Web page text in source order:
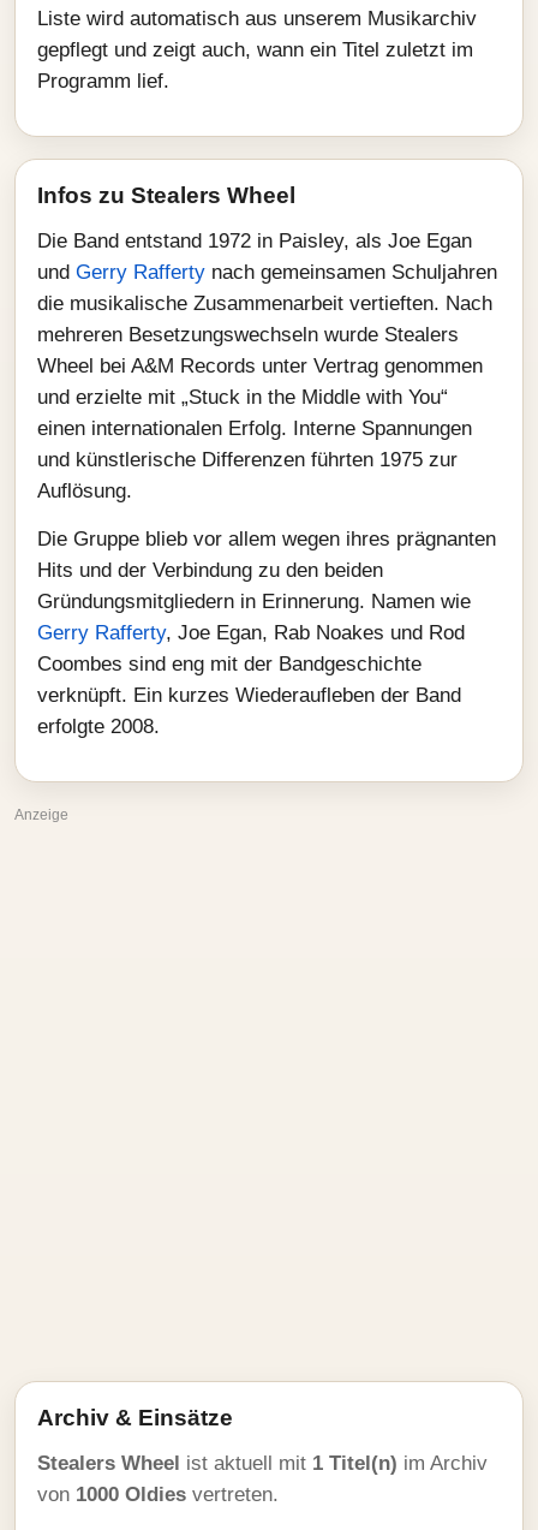
Liste wird automatisch aus unserem Musikarchiv
gepflegt und zeigt auch, wann ein Titel zuletzt im
Programm lief.
Infos zu Stealers Wheel
Die Band entstand 1972 in Paisley, als Joe Egan
und Gerry Rafferty nach gemeinsamen Schuljahren
die musikalische Zusammenarbeit vertieften. Nach
mehreren Besetzungswechseln wurde Stealers
Wheel bei A&M Records unter Vertrag genommen
und erzielte mit „Stuck in the Middle with You“
einen internationalen Erfolg. Interne Spannungen
und künstlerische Differenzen führten 1975 zur
Auflösung.
Die Gruppe blieb vor allem wegen ihres prägnanten
Hits und der Verbindung zu den beiden
Gründungsmitgliedern in Erinnerung. Namen wie
Gerry Rafferty, Joe Egan, Rab Noakes und Rod
Coombes sind eng mit der Bandgeschichte
verknüpft. Ein kurzes Wiederaufleben der Band
erfolgte 2008.
Anzeige
Archiv & Einsätze
Stealers Wheel ist aktuell mit 1 Titel(n) im Archiv
von 1000 Oldies vertreten.